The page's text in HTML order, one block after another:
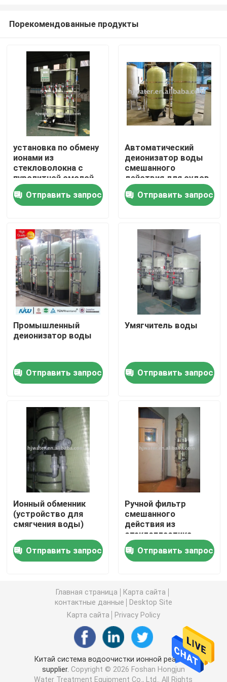
Дом
Продукты
Путешествие фабрики
Проверка качества
Свяжитесь мы
Случаи
промышленное оборудование очистки воды
Оборудование очистки воды обратного осмоза
ultrapure система очищения воды
Промышленные системы очищения питьевой воды
Мобильный завод очистки воды
Пакет водоочистной станции
Водоочистка фильтров мультимедиа
Водоросль ЭДИ
Порекомендованные продукты
установка по обмену
ионами из
стекловолокна с
пуролитной смолой
Отправить запрос
Автоматический
деионизатор воды
смешанного
действия для судов
HJ10
Отправить запрос
Промышленный
деионизатор воды
Отправить запрос
Умягчитель воды
Отправить запрос
Ионный обменник
(устройство для
смягчения воды)
Отправить запрос
Ручной фильтр
смешанного
действия из
стеклопластика
DN300 мм
Отправить запрос
Главная страница
Карта сайта
контактные данные
Desktop Site
Карта сайта
Privacy Policy
Китай система водоочистки ионной реакции
supplier. Copyright © 2026 Foshan Hongjun
Water Treatment Equipment Co., Ltd.. All Rights